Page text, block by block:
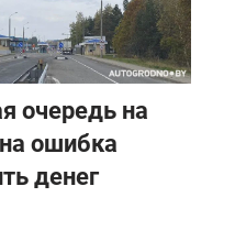
очередь на
ошибка
денег